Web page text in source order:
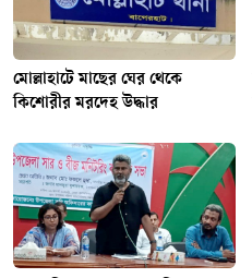
মোল্লাহাটে মাছের ঘের থেকে
কিশোরীর মরদেহ উদ্ধার